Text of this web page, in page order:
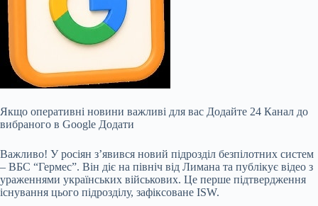
Якщо оперативні новини важливі для вас Додайте 24 Канал до
вибраного в Google Додати
Важливо! У росіян з’явився новий підрозділ безпілотних систем
– ВБС “Гермес”. Він діє на північ від Лимана та публікує відео з
ураженнями українських військових. Це перше підтвердження
існування цього підрозділу, зафіксоване ISW.